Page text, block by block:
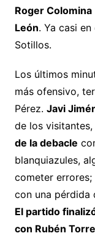
Roger Colomina
León. Ya casi en
Sotillos.
Los últimos
más ofensivo,
Pérez. Javi
de los visitantes,
de la debacle
blanquiazules,
cometer
con una pérdida
El partido
con Rubén